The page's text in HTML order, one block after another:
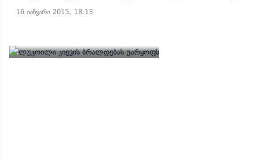
16 იანვარი 2015, 18:13